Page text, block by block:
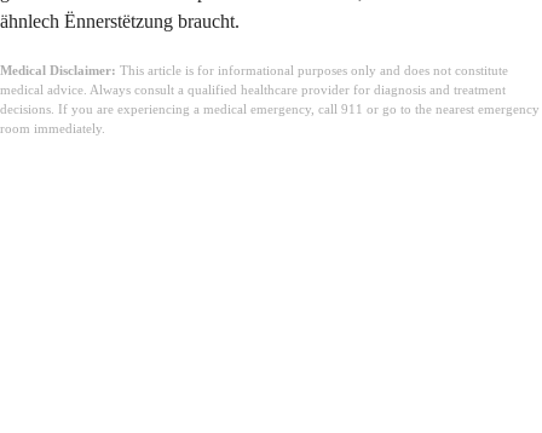
ähnlech Ënnerstëtzung braucht.
Medical Disclaimer: This article is for informational purposes only and does not constitute
medical advice. Always consult a qualified healthcare provider for diagnosis and treatment
decisions. If you are experiencing a medical emergency, call 911 or go to the nearest emergency
room immediately.